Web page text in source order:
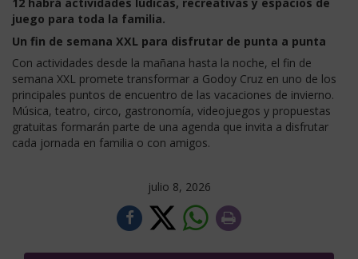
juego para toda la familia.
Un fin de semana XXL para disfrutar de punta a punta
Con actividades desde la mañana hasta la noche, el fin de
semana XXL promete transformar a Godoy Cruz en uno de los
principales puntos de encuentro de las vacaciones de invierno.
Música, teatro, circo, gastronomía, videojuegos y propuestas
gratuitas formarán parte de una agenda que invita a disfrutar
cada jornada en familia o con amigos.
julio 8, 2026